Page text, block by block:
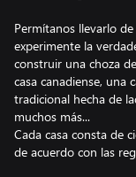
Permítanos llevarlo
experimente la
construir una choza
casa canadiense, una
tradicional hecha de
muchos más...
Cada casa consta de
de acuerdo con las